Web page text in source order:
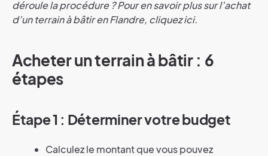
déroule la procédure ? Pour en savoir plus sur l’achat
d’un terrain à bâtir en Flandre, cliquez ici.
Acheter un terrain à bâtir : 6
étapes
Étape 1 : Déterminer votre budget
Calculez le montant que vous pouvez